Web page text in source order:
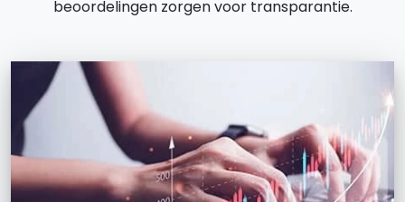
beoordelingen zorgen voor transparantie.